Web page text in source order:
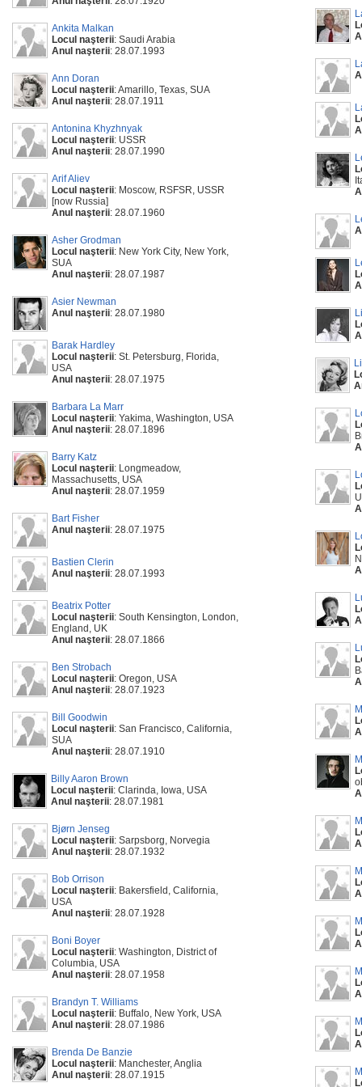
Ankita Malkan
Locul naşterii: Saudi Arabia
Anul naşterii: 28.07.1993
Ann Doran
Locul naşterii: Amarillo, Texas, SUA
Anul naşterii: 28.07.1911
Antonina Khyzhnyak
Locul naşterii: USSR
Anul naşterii: 28.07.1990
Arif Aliev
Locul naşterii: Moscow, RSFSR, USSR
[now Russia]
Anul naşterii: 28.07.1960
Asher Grodman
Locul naşterii: New York City, New York,
SUA
Anul naşterii: 28.07.1987
Asier Newman
Anul naşterii: 28.07.1980
Barak Hardley
Locul naşterii: St. Petersburg, Florida,
USA
Anul naşterii: 28.07.1975
Barbara La Marr
Locul naşterii: Yakima, Washington, USA
Anul naşterii: 28.07.1896
Barry Katz
Locul naşterii: Longmeadow,
Massachusetts, USA
Anul naşterii: 28.07.1959
Bart Fisher
Anul naşterii: 28.07.1975
Bastien Clerin
Anul naşterii: 28.07.1993
Beatrix Potter
Locul naşterii: South Kensington, London,
England, UK
Anul naşterii: 28.07.1866
Ben Strobach
Locul naşterii: Oregon, USA
Anul naşterii: 28.07.1923
Bill Goodwin
Locul naşterii: San Francisco, California,
SUA
Anul naşterii: 28.07.1910
Billy Aaron Brown
Locul naşterii: Clarinda, Iowa, USA
Anul naşterii: 28.07.1981
Bjørn Jenseg
Locul naşterii: Sarpsborg, Norvegia
Anul naşterii: 28.07.1932
Bob Orrison
Locul naşterii: Bakersfield, California,
USA
Anul naşterii: 28.07.1928
Boni Boyer
Locul naşterii: Washington, District of
Columbia, USA
Anul naşterii: 28.07.1958
Brandyn T. Williams
Locul naşterii: Buffalo, New York, USA
Anul naşterii: 28.07.1986
Brenda De Banzie
Locul naşterii: Manchester, Anglia
Anul naşterii: 28.07.1915